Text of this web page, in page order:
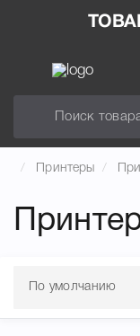
Принтеры